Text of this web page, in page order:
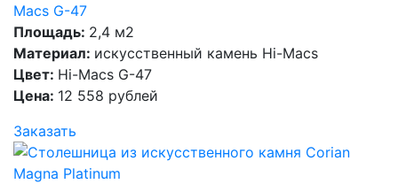
Macs G-47
Площадь: 2,4 м2
Материал: искусственный камень Hi-Macs
Цвет: Hi-Macs G-47
Цена: 12 558 рублей
Заказать